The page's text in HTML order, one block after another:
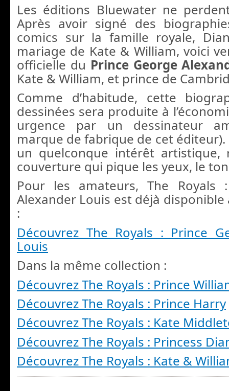
Les éditions Bluewater ne
Après avoir signé des
comics sur la famille royale,
mariage de Kate & William, voici
officielle du Prince George
Kate & William, et prince de
Comme d’habitude, cette
dessinées sera produite à
urgence par un dessinateur
marque de fabrique de cet éditeur).
un quelconque intérêt artistique,
couverture qui pique les yeux, le
Pour les amateurs, The Royals
Alexander Louis est déjà
:
Découvrez The Royals : Prince
Louis
Dans la même collection :
Découvrez The Royals : Prince
Découvrez The Royals : Prince Harry
Découvrez The Royals : Kate
Découvrez The Royals : Princess
Découvrez The Royals : Kate &